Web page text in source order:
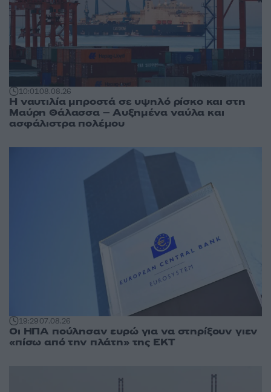
10:0108.08.26
Η ναυτιλία μπροστά σε υψηλό ρίσκο και στη
Μαύρη Θάλασσα – Αυξημένα ναύλα και
ασφάλιστρα πολέμου
19:2907.08.26
Οι ΗΠΑ πούλησαν ευρώ για να στηρίξουν γιεν
«πίσω από την πλάτη» της ΕΚΤ